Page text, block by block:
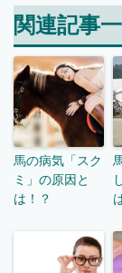
関連記事
馬の病気「スク
ミ」の原因と
は！？